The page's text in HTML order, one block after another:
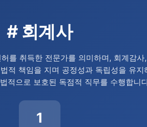
# 회계사
를 취득한 전문가를 의미하며, 회계감
적 책임을 지며 공정성과 독립성을 유
적으로 보호된 독점적 직무를 수행합니
1